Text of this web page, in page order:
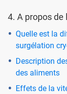
4. A propos
Quelle est la
surgélation
Description
des aliments
Effets de la